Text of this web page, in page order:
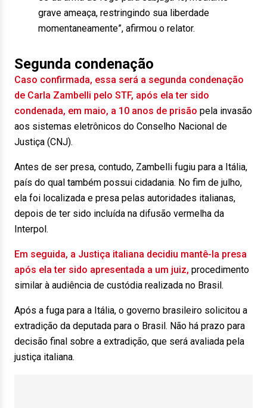
grave ameaça, restringindo sua liberdade
momentaneamente”, afirmou o relator.
Segunda condenação
Caso confirmada, essa será a segunda condenação
de Carla Zambelli pelo STF, após ela ter sido
condenada, em maio, a 10 anos de prisão pela invasão
aos sistemas eletrônicos do Conselho Nacional de
Justiça (CNJ).
Antes de ser presa, contudo, Zambelli fugiu para a Itália,
país do qual também possui cidadania. No fim de julho,
ela foi localizada e presa pelas autoridades italianas,
depois de ter sido incluída na difusão vermelha da
Interpol.
Em seguida, a Justiça italiana decidiu mantê-la presa
após ela ter sido apresentada a um juiz, procedimento
similar à audiência de custódia realizada no Brasil.
Após a fuga para a Itália, o governo brasileiro solicitou a
extradição da deputada para o Brasil. Não há prazo para
decisão final sobre a extradição, que será avaliada pela
justiça italiana.